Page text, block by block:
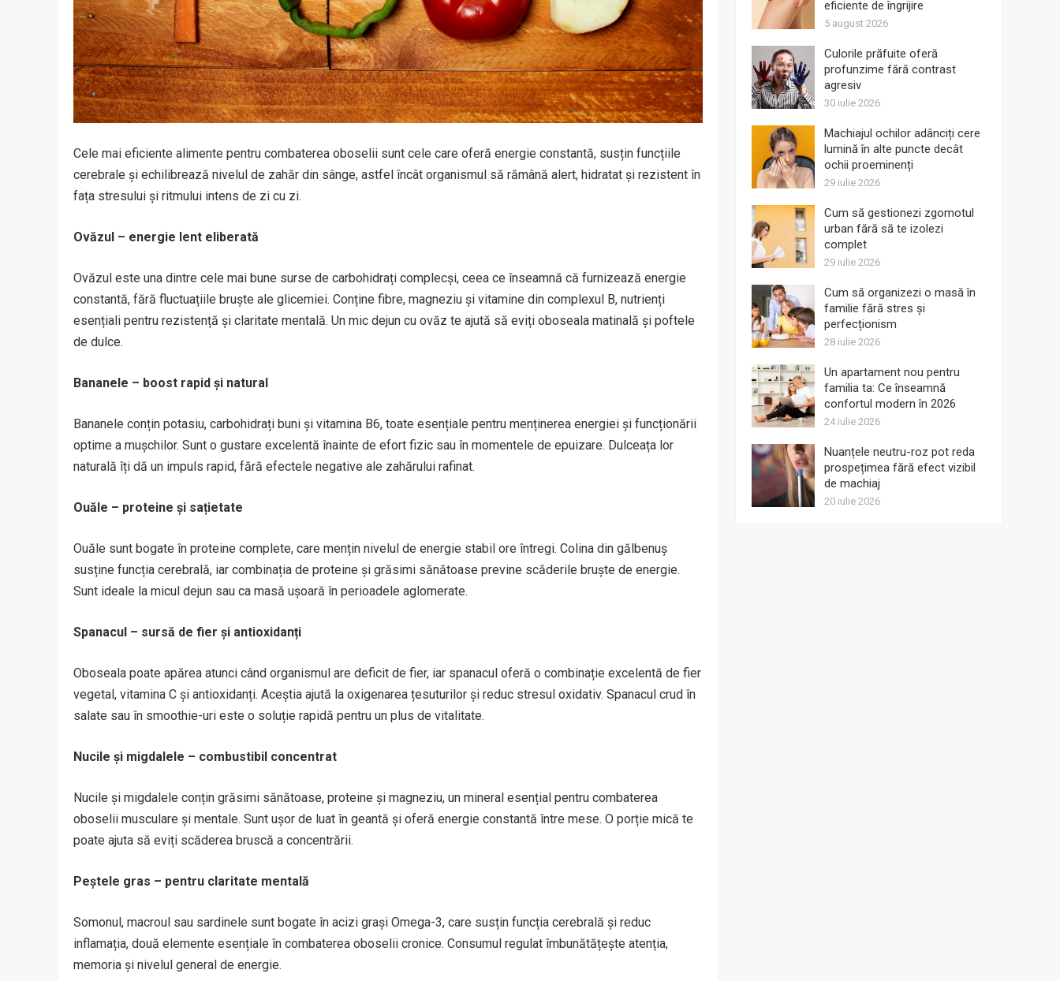
Cele mai eficiente alimente pentru combaterea oboselii sunt cele care oferă energie constantă, susțin funcțiile
cerebrale și echilibrează nivelul de zahăr din sânge, astfel încât organismul să rămână alert, hidratat și rezistent în
fața stresului și ritmului intens de zi cu zi.
Ovăzul – energie lent eliberată
Ovăzul este una dintre cele mai bune surse de carbohidrați complecși, ceea ce înseamnă că furnizează energie
constantă, fără fluctuațiile bruște ale glicemiei. Conține fibre, magneziu și vitamine din complexul B, nutrienți
esențiali pentru rezistență și claritate mentală. Un mic dejun cu ovăz te ajută să eviți oboseala matinală și poftele
de dulce.
Bananele – boost rapid și natural
Bananele conțin potasiu, carbohidrați buni și vitamina B6, toate esențiale pentru menținerea energiei și funcționării
optime a mușchilor. Sunt o gustare excelentă înainte de efort fizic sau în momentele de epuizare. Dulceața lor
naturală îți dă un impuls rapid, fără efectele negative ale zahărului rafinat.
Ouăle – proteine și sațietate
Ouăle sunt bogate în proteine complete, care mențin nivelul de energie stabil ore întregi. Colina din gălbenuș
susține funcția cerebrală, iar combinația de proteine și grăsimi sănătoase previne scăderile bruște de energie.
Sunt ideale la micul dejun sau ca masă ușoară în perioadele aglomerate.
Spanacul – sursă de fier și antioxidanți
Oboseala poate apărea atunci când organismul are deficit de fier, iar spanacul oferă o combinație excelentă de fier
vegetal, vitamina C și antioxidanți. Aceștia ajută la oxigenarea țesuturilor și reduc stresul oxidativ. Spanacul crud în
salate sau în smoothie-uri este o soluție rapidă pentru un plus de vitalitate.
Nucile și migdalele – combustibil concentrat
Nucile și migdalele conțin grăsimi sănătoase, proteine și magneziu, un mineral esențial pentru combaterea
oboselii musculare și mentale. Sunt ușor de luat în geantă și oferă energie constantă între mese. O porție mică te
poate ajuta să eviți scăderea bruscă a concentrării.
Peștele gras – pentru claritate mentală
Somonul, macroul sau sardinele sunt bogate în acizi grași Omega-3, care susțin funcția cerebrală și reduc
inflamația, două elemente esențiale în combaterea oboselii cronice. Consumul regulat îmbunătățește atenția,
memoria și nivelul general de energie.
eficiente de îngrijire
5 august 2026
Culorile prăfuite oferă
profunzime fără contrast
agresiv
30 iulie 2026
Machiajul ochilor adânciți cere
lumină în alte puncte decât
ochii proeminenți
29 iulie 2026
Cum să gestionezi zgomotul
urban fără să te izolezi
complet
29 iulie 2026
Cum să organizezi o masă în
familie fără stres și
perfecționism
28 iulie 2026
Un apartament nou pentru
familia ta: Ce înseamnă
confortul modern în 2026
24 iulie 2026
Nuanțele neutru-roz pot reda
prospețimea fără efect vizibil
de machiaj
20 iulie 2026